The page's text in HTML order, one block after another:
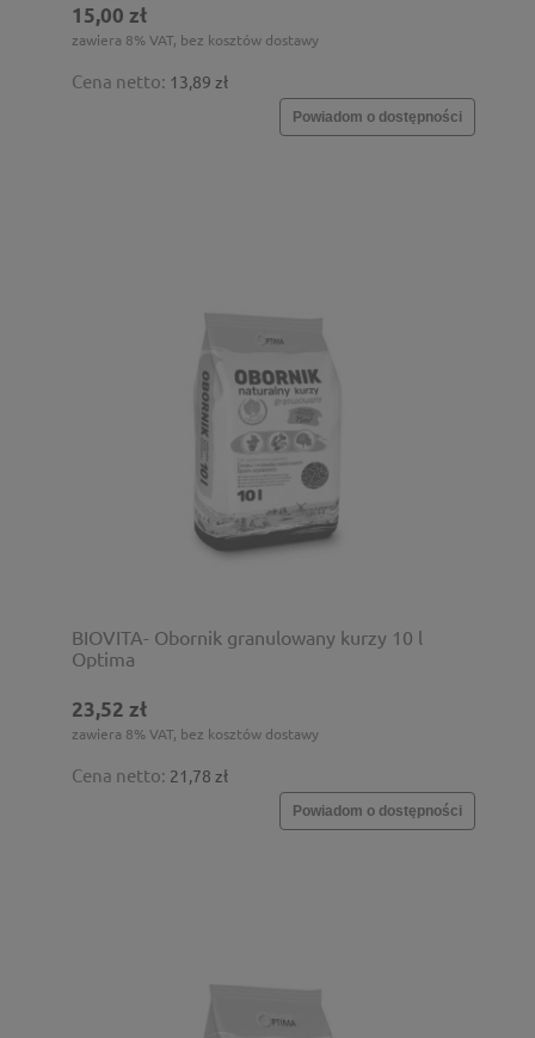
15,00 zł
zawiera 8% VAT, bez kosztów dostawy
Cena netto: 13,89 zł
Powiadom o dostępności
BIOVITA- Obornik granulowany kurzy 10 l
Optima
23,52 zł
zawiera 8% VAT, bez kosztów dostawy
Cena netto: 21,78 zł
Powiadom o dostępności